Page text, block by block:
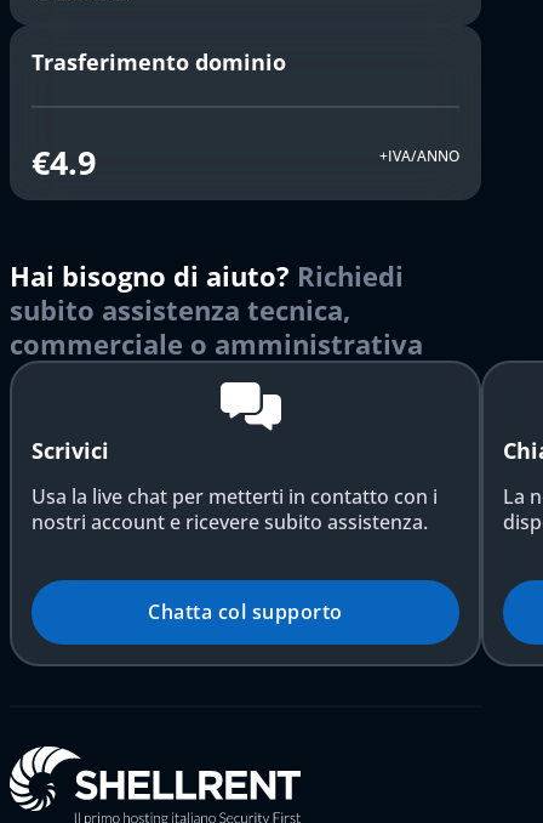
Trasferimento dominio
€4.9 +IVA/ANNO
Hai bisogno di aiuto? Richiedi
subito assistenza tecnica,
commerciale o amministrativa
Scrivici
Usa la live chat per metterti in contatto con i
nostri account e ricevere subito assistenza.
Chatta col supporto
La